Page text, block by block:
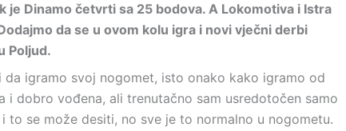
je Dinamo četvrti sa 25 bodova. A Lokomotiva i Istra
da se u ovom kolu igra i novi vječni derbi
Poljud.
igramo svoj nogomet, isto onako kako igramo od
i dobro vođena, ali trenutačno sam usredotočen samo
to se može desiti, no sve je to normalno u nogometu.